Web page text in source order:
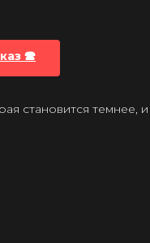
🕿
становится темнее,